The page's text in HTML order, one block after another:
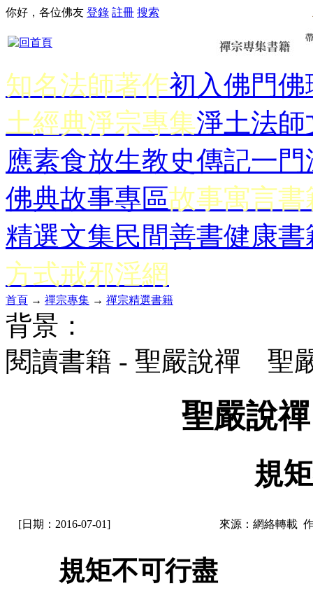
你好，各位佛友 登錄 註冊 搜索
知名法師著作初入佛門佛
土經典淨宗專集淨土法師
應素食放生教史傳記一門
佛典故事專區故事寓言書
精選文集民間善書健康書
方式戒邪淫網
首頁 → 禪宗專集 → 禪宗精選書籍
背景：
閱讀書籍 - 聖嚴說禪 聖
聖嚴說
規
[日期：2016-07-01] 來源：網絡轉載
規矩不可行盡